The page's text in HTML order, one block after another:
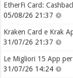
EtherFi Card:
05/08/26 21:37
Kraken Card e Krak
31/07/26 21:37
Le Migliori 15 App
31/07/26 14:24